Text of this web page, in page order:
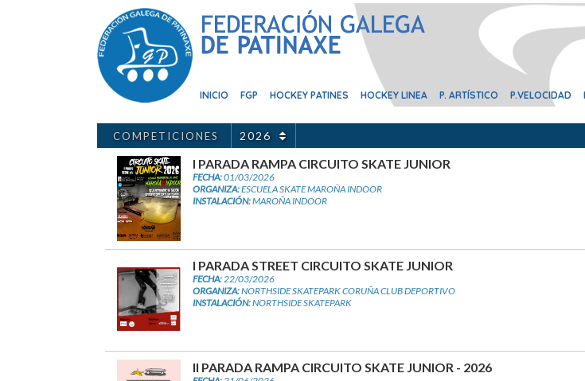
COMPETICIONES 2026
I PARADA RAMPA CIRCUITO SKATE JUNIOR
FECHA:01/03/2026
ORGANIZA:ESCUELA SKATE MAROÑA INDOOR
INSTALACIÓN:MAROÑA INDOOR
I PARADA STREET CIRCUITO SKATE JUNIOR
FECHA: 22/03/2026
ORGANIZA:NORTHSIDE SKATEPARK CORUÑA CLUB DEPORTIVO
INSTALACIÓN:NORTHSIDE SKATEPARK
II PARADA RAMPA CIRCUITO SKATE JUNIOR - 2026